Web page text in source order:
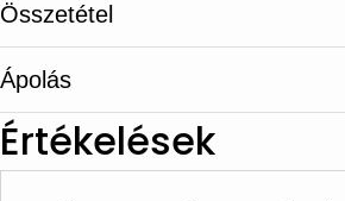
Összetétel
Juhbőr
Ápolás
Speciális bőr- és
Értékelések